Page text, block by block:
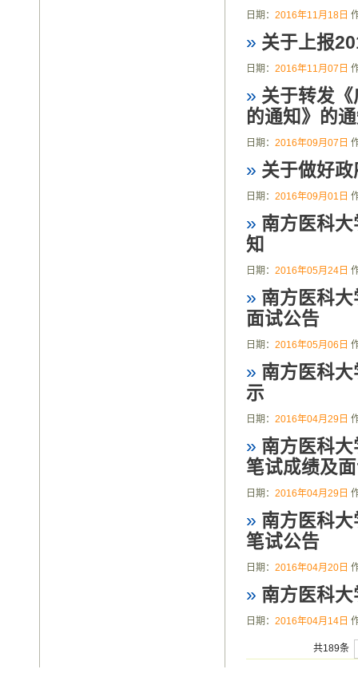
日期： 2016年11月18日
» 关于上报
日期： 2016年11月07日
» 关于转发
的通知》的
日期： 2016年09月07日
» 关于做好
日期： 2016年09月01日
» 南方医科
知
日期： 2016年05月24日
» 南方医科
面试公告
日期： 2016年05月06日
» 南方医科
示
日期： 2016年04月29日
» 南方医科
笔试成绩及
日期： 2016年04月29日
» 南方医科
笔试公告
日期： 2016年04月20日
» 南方医科
日期： 2016年04月14日
共189条